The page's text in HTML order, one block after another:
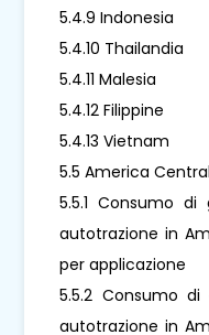
5.4.9 Indonesia
5.4.10 Thailandia
5.4.11 Malesia
5.4.12 Filippine
5.4.13 Vietnam
5.5 America
5.5.1 Consumo
autotrazione in
per applicazione
5.5.2 Consumo
autotrazione in